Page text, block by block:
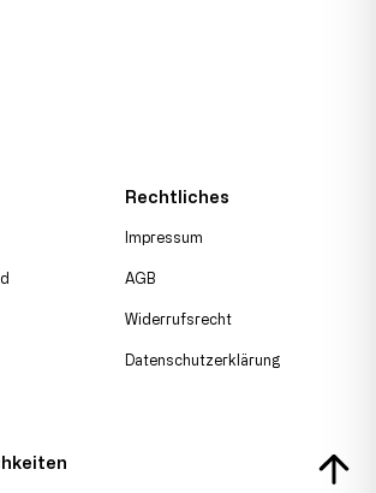
Rechtliches
Impressum
AGB
Widerrufsrecht
Datenschutzerklärung